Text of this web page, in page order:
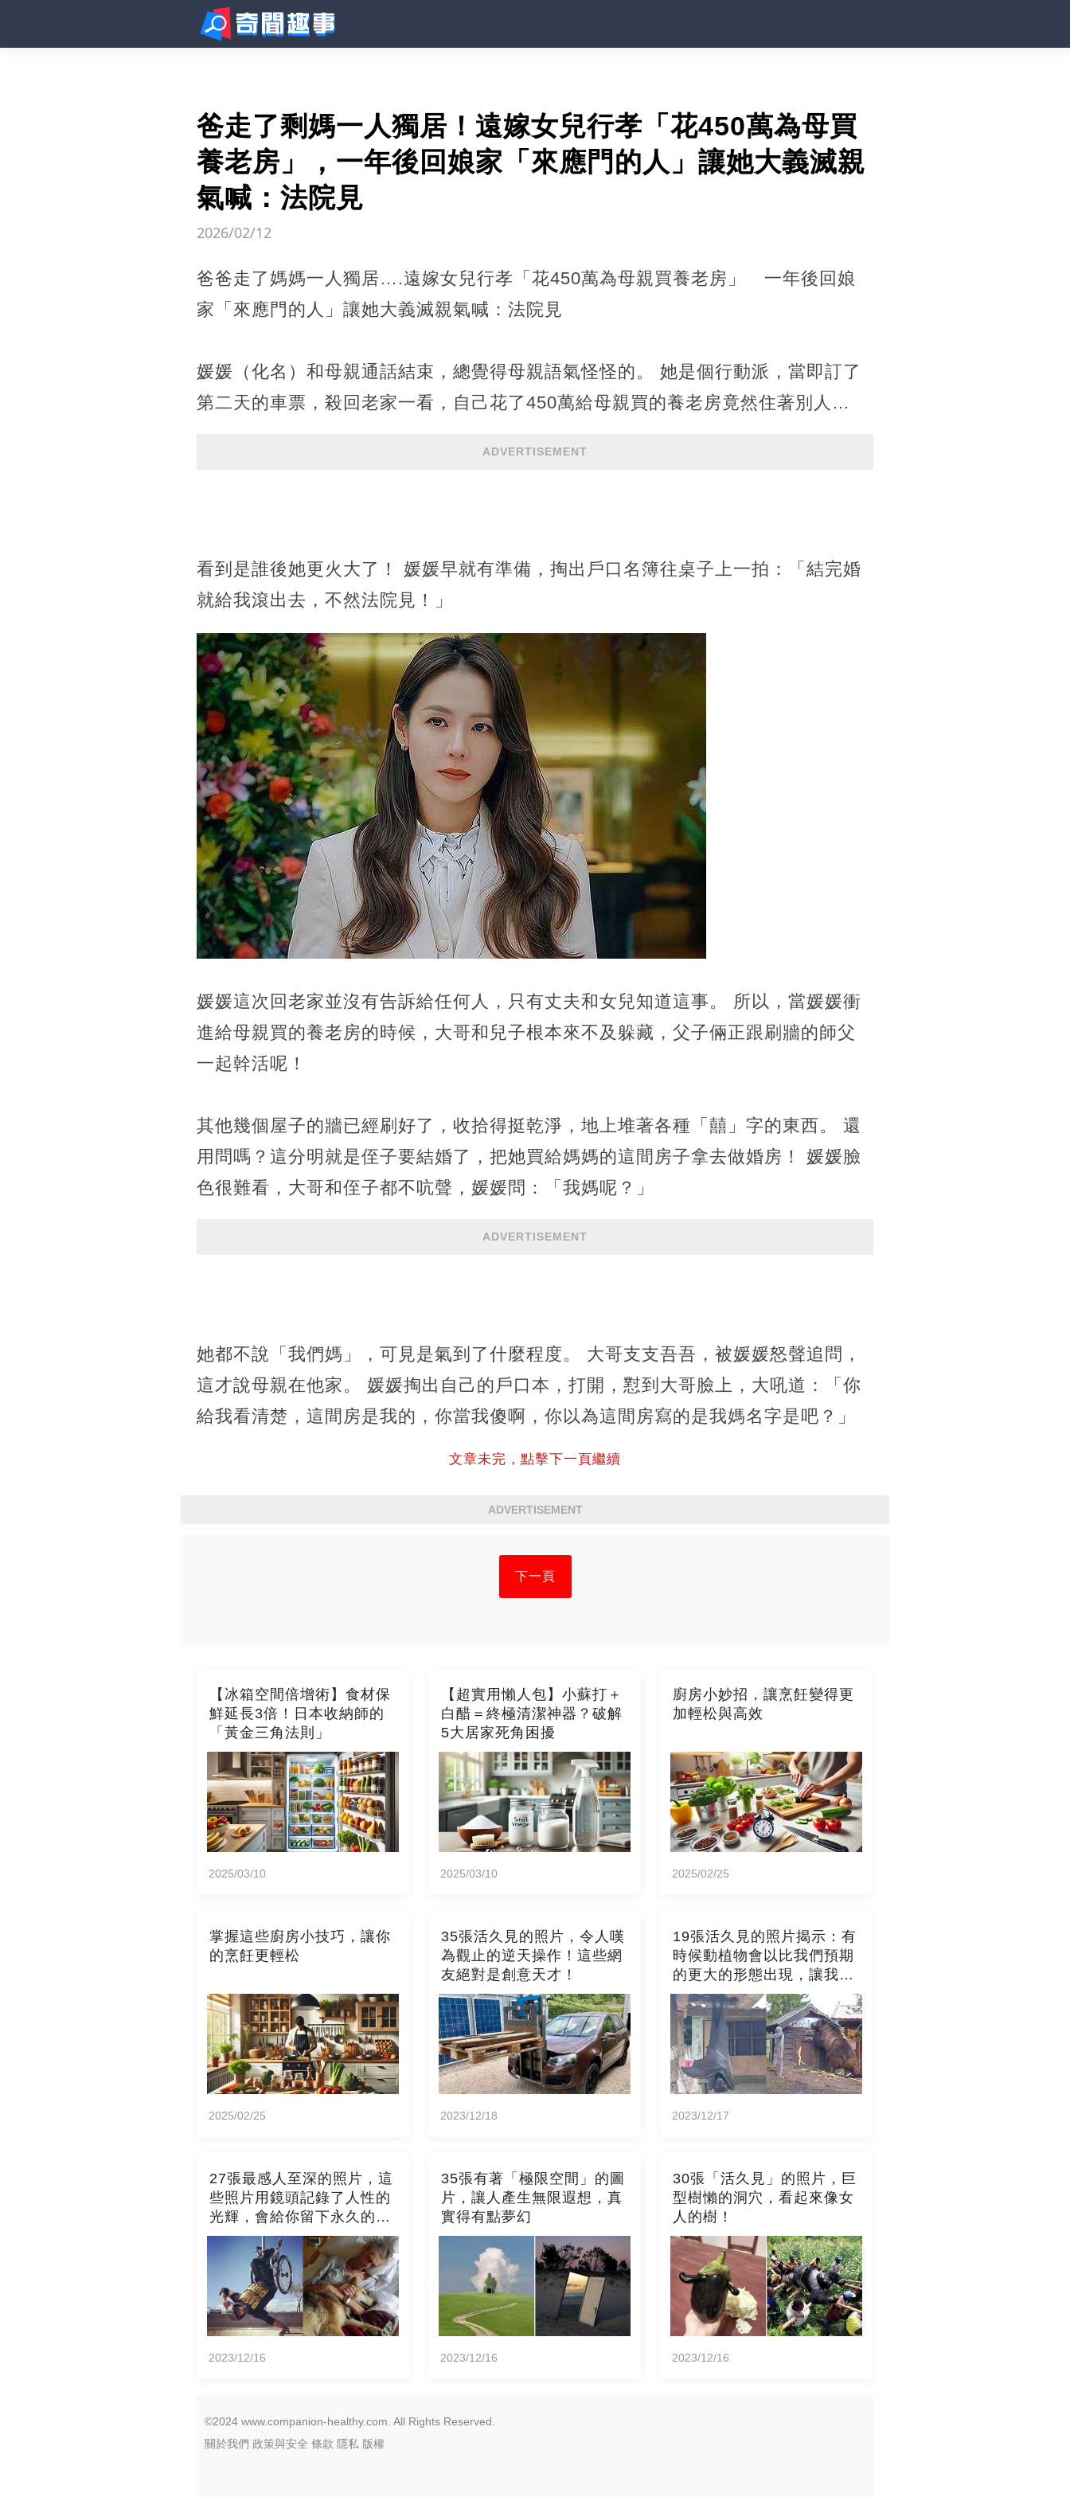
爸走了剩媽一人獨居！遠嫁女兒行孝「花450萬為母買
養老房」，一年後回娘家「來應門的人」讓她大義滅親
氣喊：法院見
2026/02/12
爸爸走了媽媽一人獨居….遠嫁女兒行孝「花450萬為母親買養老房」 一年後回娘
家「來應門的人」讓她大義滅親氣喊：法院見
媛媛（化名）和母親通話結束，總覺得母親語氣怪怪的。 她是個行動派，當即訂了
第二天的車票，殺回老家一看，自己花了450萬給母親買的養老房竟然住著別人…
ADVERTISEMENT
看到是誰後她更火大了！ 媛媛早就有準備，掏出戶口名簿往桌子上一拍：「結完婚
就給我滾出去，不然法院見！」
媛媛這次回老家並沒有告訴給任何人，只有丈夫和女兒知道這事。 所以，當媛媛衝
進給母親買的養老房的時候，大哥和兒子根本來不及躲藏，父子倆正跟刷牆的師父
一起幹活呢！
其他幾個屋子的牆已經刷好了，收拾得挺乾淨，地上堆著各種「囍」字的東西。 還
用問嗎？這分明就是侄子要結婚了，把她買給媽媽的這間房子拿去做婚房！ 媛媛臉
色很難看，大哥和侄子都不吭聲，媛媛問：「我媽呢？」
ADVERTISEMENT
她都不說「我們媽」，可見是氣到了什麼程度。 大哥支支吾吾，被媛媛怒聲追問，
這才說母親在他家。 媛媛掏出自己的戶口本，打開，懟到大哥臉上，大吼道：「你
給我看清楚，這間房是我的，你當我傻啊，你以為這間房寫的是我媽名字是吧？」
文章未完，點擊下一頁繼續
ADVERTISEMENT
下一頁
【冰箱空間倍增術】食材保
鮮延長3倍！日本收納師的
「黃金三角法則」
2025/03/10
【超實用懶人包】小蘇打＋
白醋＝終極清潔神器？破解
5大居家死角困擾
2025/03/10
廚房小妙招，讓烹飪變得更
加輕松與高效
2025/02/25
掌握這些廚房小技巧，讓你
的烹飪更輕松
2025/02/25
35張活久見的照片，令人嘆
為觀止的逆天操作！這些網
友絕對是創意天才！
2023/12/18
19張活久見的照片揭示：有
時候動植物會以比我們預期
的更大的形態出現，讓我們
對自然的多樣性感到驚嘆
2023/12/17
27張最感人至深的照片，這
些照片用鏡頭記錄了人性的
光輝，會給你留下永久的印
象！
2023/12/16
35張有著「極限空間」的圖
片，讓人產生無限遐想，真
實得有點夢幻
2023/12/16
30張「活久見」的照片，巨
型樹懶的洞穴，看起來像女
人的樹！
2023/12/16
©2024 www.companion-healthy.com. All Rights Reserved.
關於我們 政策與安全 條款 隱私 版權